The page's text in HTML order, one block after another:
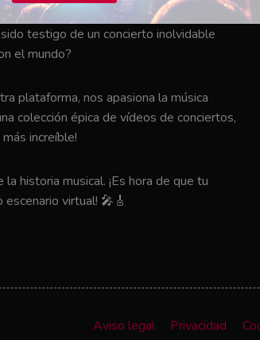
momento en el que tu artista favorito
testigo de un concierto inolvidable
el mundo?
plataforma, nos apasiona la música
colección épica de vídeos de conciertos,
increíble!
historia musical. ¡Es hora de que tu
virtual! 🎤🎸
Aviso legal Privacidad